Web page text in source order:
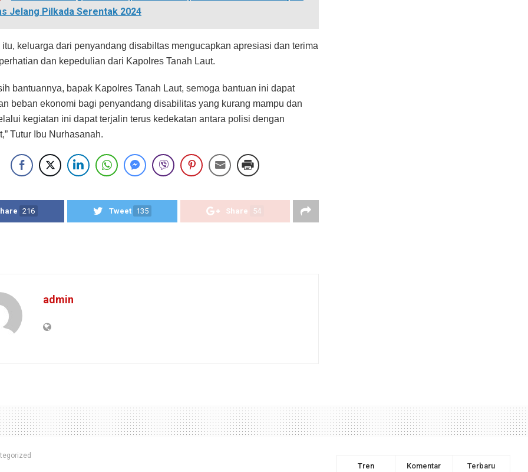
Jelang Pilkada Serentak 2024
itu, keluarga dari penyandang disabiltas mengucapkan apresiasi dan terima
dan kepedulian dari Kapolres Tanah Laut.
bantuannya, bapak Kapolres Tanah Laut, semoga bantuan ini dapat
beban ekonomi bagi penyandang disabilitas yang kurang mampu dan
kegiatan ini dapat terjalin terus kedekatan antara polisi dengan
Tutur Ibu Nurhasanah.
216 Tweet 135 Share 54
admin
Tren Komentar Terbaru